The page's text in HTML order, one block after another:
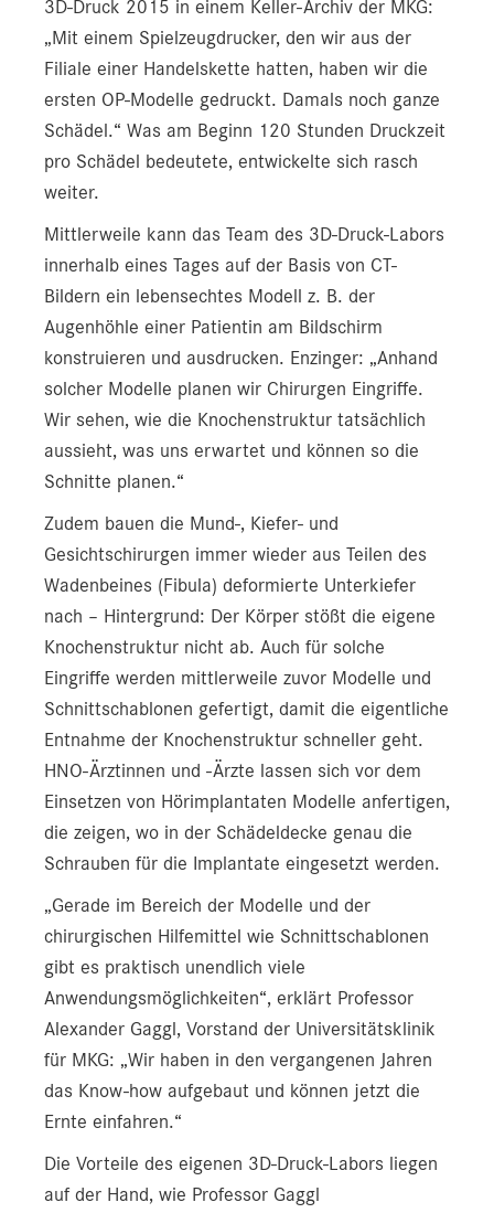
3D-Druck 2015 in einem Keller-Archiv der MKG:
„Mit einem Spielzeugdrucker, den wir aus der
Filiale einer Handelskette hatten, haben wir die
ersten OP-Modelle gedruckt. Damals noch ganze
Schädel.“ Was am Beginn 120 Stunden Druckzeit
pro Schädel bedeutete, entwickelte sich rasch
weiter.
Mittlerweile kann das Team des 3D-Druck-Labors
innerhalb eines Tages auf der Basis von CT-
Bildern ein lebensechtes Modell z. B. der
Augenhöhle einer Patientin am Bildschirm
konstruieren und ausdrucken. Enzinger: „Anhand
solcher Modelle planen wir Chirurgen Eingriffe.
Wir sehen, wie die Knochenstruktur tatsächlich
aussieht, was uns erwartet und können so die
Schnitte planen.“
Zudem bauen die Mund-, Kiefer- und
Gesichtschirurgen immer wieder aus Teilen des
Wadenbeines (Fibula) deformierte Unterkiefer
nach – Hintergrund: Der Körper stößt die eigene
Knochenstruktur nicht ab. Auch für solche
Eingriffe werden mittlerweile zuvor Modelle und
Schnittschablonen gefertigt, damit die eigentliche
Entnahme der Knochenstruktur schneller geht.
HNO-Ärztinnen und -Ärzte lassen sich vor dem
Einsetzen von Hörimplantaten Modelle anfertigen,
die zeigen, wo in der Schädeldecke genau die
Schrauben für die Implantate eingesetzt werden.
„Gerade im Bereich der Modelle und der
chirurgischen Hilfemittel wie Schnittschablonen
gibt es praktisch unendlich viele
Anwendungsmöglichkeiten“, erklärt Professor
Alexander Gaggl, Vorstand der Universitätsklinik
für MKG: „Wir haben in den vergangenen Jahren
das Know-how aufgebaut und können jetzt die
Ernte einfahren.“
Die Vorteile des eigenen 3D-Druck-Labors liegen
auf der Hand, wie Professor Gaggl